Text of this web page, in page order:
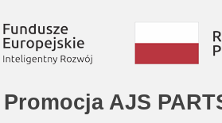
Promocja AJS